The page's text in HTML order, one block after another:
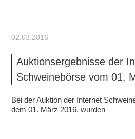
02.03.2016
Auktionsergebnisse der
Schweinebörse vom 01.
Bei der Auktion der Internet
dem 01. März 2016, wurden